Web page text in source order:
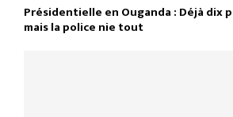
Présidentielle en Ouganda : Déjà dix
mais la police nie tout